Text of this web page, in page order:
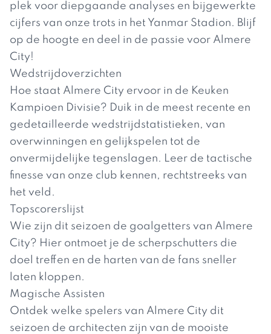
plek voor diepgaande analyses en bijgewerkte
cijfers van onze trots in het Yanmar Stadion. Blijf
op de hoogte en deel in de passie voor Almere
City!
Wedstrijdoverzichten
Hoe staat Almere City ervoor in de Keuken
Kampioen Divisie? Duik in de meest recente en
gedetailleerde wedstrijdstatistieken, van
overwinningen en gelijkspelen tot de
onvermijdelijke tegenslagen. Leer de tactische
finesse van onze club kennen, rechtstreeks van
het veld.
Topscorerslijst
Wie zijn dit seizoen de goalgetters van Almere
City? Hier ontmoet je de scherpschutters die
doel treffen en de harten van de fans sneller
laten kloppen.
Magische Assisten
Ontdek welke spelers van Almere City dit
seizoen de architecten zijn van de mooiste